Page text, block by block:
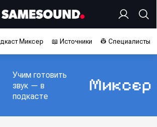
Миксер 📖 Источники 👷 Специалисты
Учим готовить
звук — в
подкасте